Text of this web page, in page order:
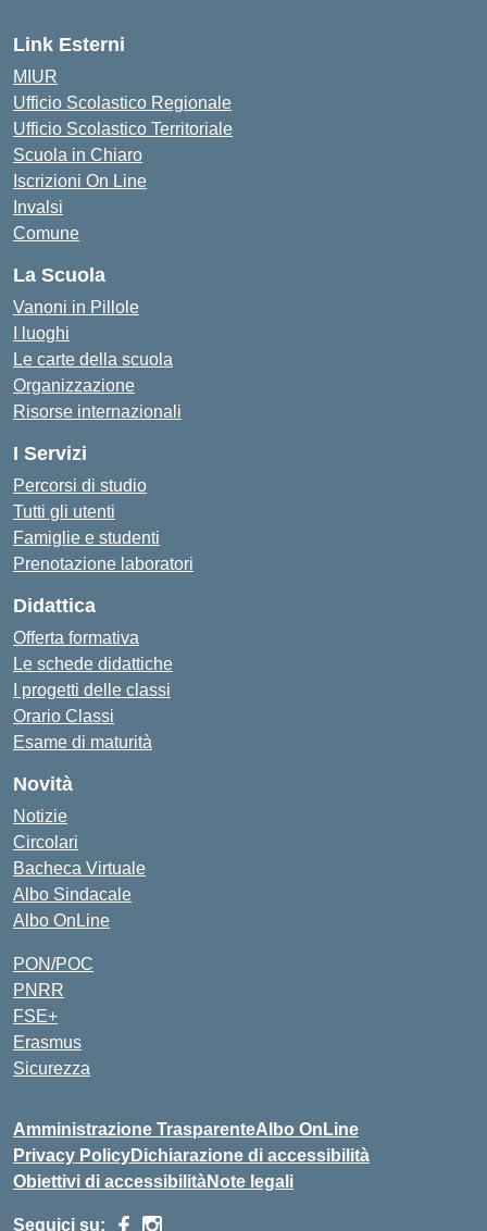
Link Esterni
MIUR
Ufficio Scolastico Regionale
Ufficio Scolastico Territoriale
Scuola in Chiaro
Iscrizioni On Line
Invalsi
Comune
La Scuola
Vanoni in Pillole
I luoghi
Le carte della scuola
Organizzazione
Risorse internazionali
I Servizi
Percorsi di studio
Tutti gli utenti
Famiglie e studenti
Prenotazione laboratori
Didattica
Offerta formativa
Le schede didattiche
I progetti delle classi
Orario Classi
Esame di maturità
Novità
Notizie
Circolari
Bacheca Virtuale
Albo Sindacale
Albo OnLine
PON/POC
PNRR
FSE+
Erasmus
Sicurezza
Amministrazione TrasparenteAlbo OnLine
Privacy PolicyDichiarazione di accessibilità
Obiettivi di accessibilitàNote legali
Seguici su: